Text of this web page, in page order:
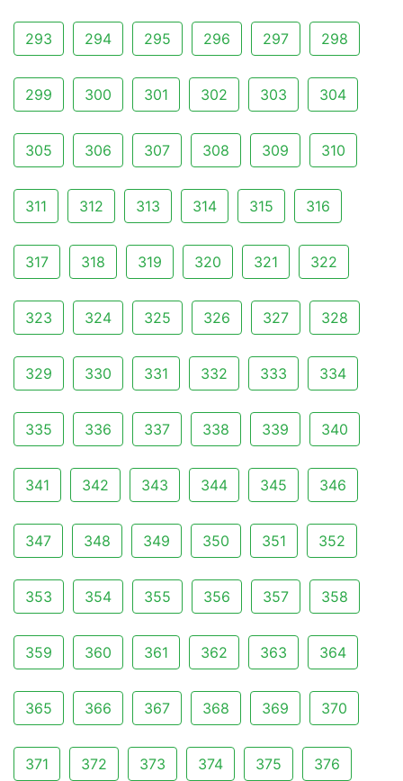
293 294 295 296 297 298
299 300 301 302 303 304
305 306 307 308 309 310
311 312 313 314 315 316
317 318 319 320 321 322
323 324 325 326 327 328
329 330 331 332 333 334
335 336 337 338 339 340
341 342 343 344 345 346
347 348 349 350 351 352
353 354 355 356 357 358
359 360 361 362 363 364
365 366 367 368 369 370
371 372 373 374 375 376